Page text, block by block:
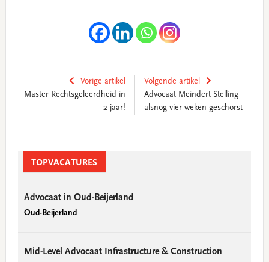
Vorige artikel
Master Rechtsgeleerdheid in
2 jaar!
Volgende artikel
Advocaat Meindert Stelling
alsnog vier weken geschorst
SidebarTOPVACATURES
Advocaat in Oud-Beijerland
Oud-Beijerland
Mid-Level Advocaat Infrastructure & Construction